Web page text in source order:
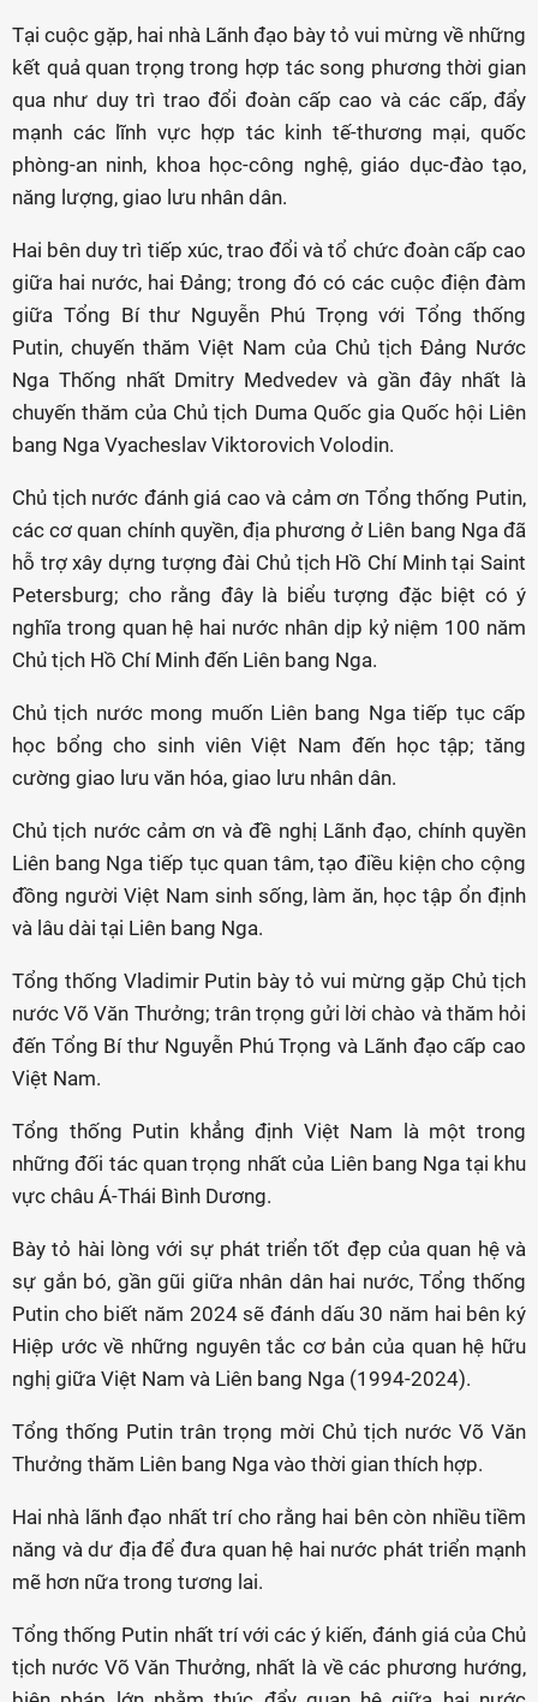
Tại cuộc gặp, hai nhà Lãnh đạo bày tỏ vui mừng về những
kết quả quan trọng trong hợp tác song phương thời gian
qua như duy trì trao đổi đoàn cấp cao và các cấp, đẩy
mạnh các lĩnh vực hợp tác kinh tế-thương mại, quốc
phòng-an ninh, khoa học-công nghệ, giáo dục-đào tạo,
năng lượng, giao lưu nhân dân.
Hai bên duy trì tiếp xúc, trao đổi và tổ chức đoàn cấp cao
giữa hai nước, hai Đảng; trong đó có các cuộc điện đàm
giữa Tổng Bí thư Nguyễn Phú Trọng với Tổng thống
Putin, chuyến thăm Việt Nam của Chủ tịch Đảng Nước
Nga Thống nhất Dmitry Medvedev và gần đây nhất là
chuyến thăm của Chủ tịch Duma Quốc gia Quốc hội Liên
bang Nga Vyacheslav Viktorovich Volodin.
Chủ tịch nước đánh giá cao và cảm ơn Tổng thống Putin,
các cơ quan chính quyền, địa phương ở Liên bang Nga đã
hỗ trợ xây dựng tượng đài Chủ tịch Hồ Chí Minh tại Saint
Petersburg; cho rằng đây là biểu tượng đặc biệt có ý
nghĩa trong quan hệ hai nước nhân dịp kỷ niệm 100 năm
Chủ tịch Hồ Chí Minh đến Liên bang Nga.
Chủ tịch nước mong muốn Liên bang Nga tiếp tục cấp
học bổng cho sinh viên Việt Nam đến học tập; tăng
cường giao lưu văn hóa, giao lưu nhân dân.
Chủ tịch nước cảm ơn và đề nghị Lãnh đạo, chính quyền
Liên bang Nga tiếp tục quan tâm, tạo điều kiện cho cộng
đồng người Việt Nam sinh sống, làm ăn, học tập ổn định
và lâu dài tại Liên bang Nga.
Tổng thống Vladimir Putin bày tỏ vui mừng gặp Chủ tịch
nước Võ Văn Thưởng; trân trọng gửi lời chào và thăm hỏi
đến Tổng Bí thư Nguyễn Phú Trọng và Lãnh đạo cấp cao
Việt Nam.
Tổng thống Putin khẳng định Việt Nam là một trong
những đối tác quan trọng nhất của Liên bang Nga tại khu
vực châu Á-Thái Bình Dương.
Bày tỏ hài lòng với sự phát triển tốt đẹp của quan hệ và
sự gắn bó, gần gũi giữa nhân dân hai nước, Tổng thống
Putin cho biết năm 2024 sẽ đánh dấu 30 năm hai bên ký
Hiệp ước về những nguyên tắc cơ bản của quan hệ hữu
nghị giữa Việt Nam và Liên bang Nga (1994-2024).
Tổng thống Putin trân trọng mời Chủ tịch nước Võ Văn
Thưởng thăm Liên bang Nga vào thời gian thích hợp.
Hai nhà lãnh đạo nhất trí cho rằng hai bên còn nhiều tiềm
năng và dư địa để đưa quan hệ hai nước phát triển mạnh
mẽ hơn nữa trong tương lai.
Tổng thống Putin nhất trí với các ý kiến, đánh giá của Chủ
tịch nước Võ Văn Thưởng, nhất là về các phương hướng,